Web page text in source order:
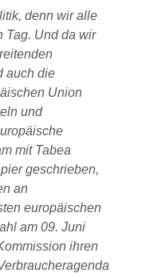
denn wir alle
Tag. Und da wir
auch die
Union
und
mit Tabea
geschrieben,
an
europäischen
am 09. Juni
ihren